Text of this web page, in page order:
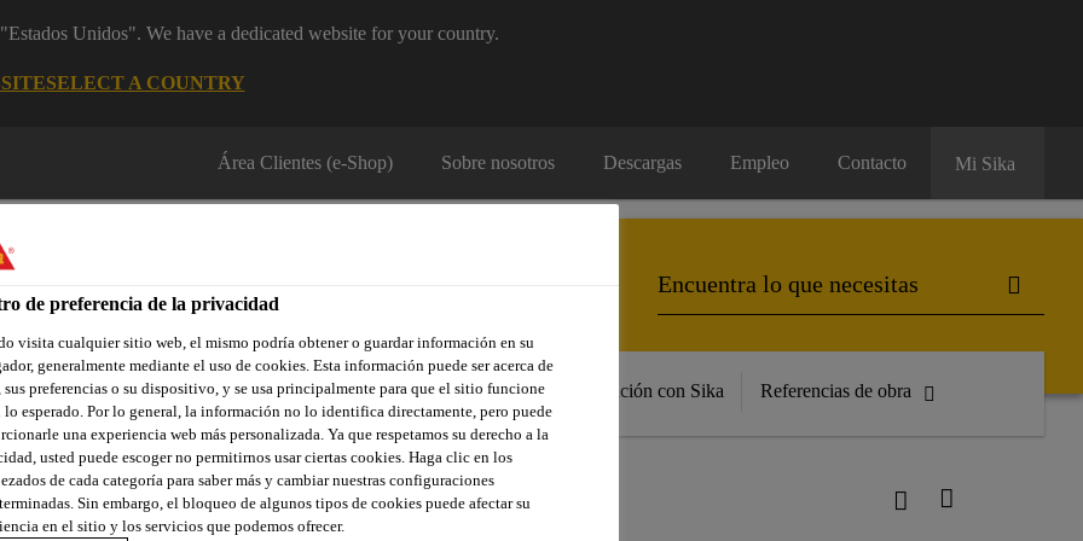
Unidos". We have a dedicated website for your country.
SELECT A COUNTRY
Área Clientes (e-Shop) Sobre nosotros Descargas Empleo Contacto Mi Sika
Localiza tu tienda Noticias Prescripción Sostenibilidad Formación con Sika Referencias de obra
para garaje Productos Sikafloor®-3 QuartzTop
de preferencia de la privacidad
visita cualquier sitio web, el mismo podría obtener o guardar información en su
generalmente mediante el uso de cookies. Esta información puede ser acerca de
sus preferencias o su dispositivo, y se usa principalmente para que el sitio funcione
lo esperado. Por lo general, la información no lo identifica directamente, pero puede
una experiencia web más personalizada. Ya que respetamos su derecho a la
usted puede escoger no permitirnos usar ciertas cookies. Haga clic en los
de cada categoría para saber más y cambiar nuestras configuraciones
Sin embargo, el bloqueo de algunos tipos de cookies puede afectar su
en el sitio y los servicios que podemos ofrecer.